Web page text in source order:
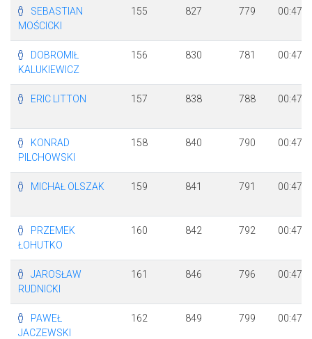
SEBASTIAN
MOŚCICKI
155 827 779
DOBROMIŁ
KALUKIEWICZ
156 830 781
ERIC LITTON 157 838 788
KONRAD
PILCHOWSKI
158 840 790
MICHAŁ OLSZAK 159 841 791
PRZEMEK
ŁOHUTKO
160 842 792
JAROSŁAW
RUDNICKI
161 846 796
PAWEŁ
JACZEWSKI
162 849 799